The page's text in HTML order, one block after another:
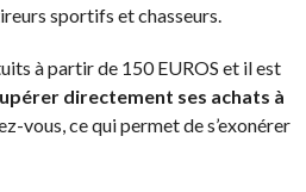
sportifs et chasseurs.
à partir de 150 EUROS et il est
directement ses achats à
vous, ce qui permet de s’exonérer